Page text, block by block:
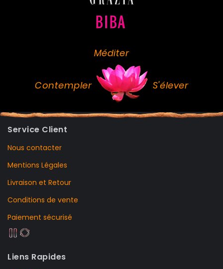
Méditer
Contempler S'élever
Service Client
Nous contacter
Mentions Légales
Livraison et Retour
Conditions de vente
Paiement sécurisé
Liens Rapides